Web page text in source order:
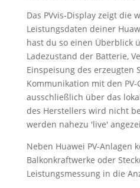
Das PVvis-Display zeigt die
Leistungsdaten deiner
hast du so einen Überblick
Ladezustand der Batterie,
Einspeisung des erzeugten
Kommunikation mit den
ausschließlich über das
des Herstellers wird nicht
werden nahezu 'live'
Neben Huawei PV-Anlagen
Balkonkraftwerke oder
Leistungsmessung in die